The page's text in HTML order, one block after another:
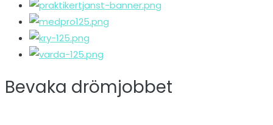
Bevaka drömjobbet